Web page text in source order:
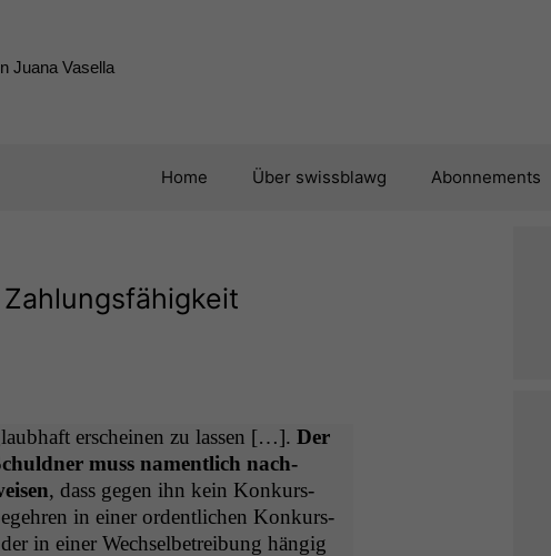
Juana Vasella
Home Über swissblawg Abonnements
erscheinen zu lassen […]. Der
muss namentlich nach­
, dass gegen ihn kein Konkurs­
in ein­er ordentlichen Konkurs-
in ein­er Wech­sel­be­trei­bung hängig